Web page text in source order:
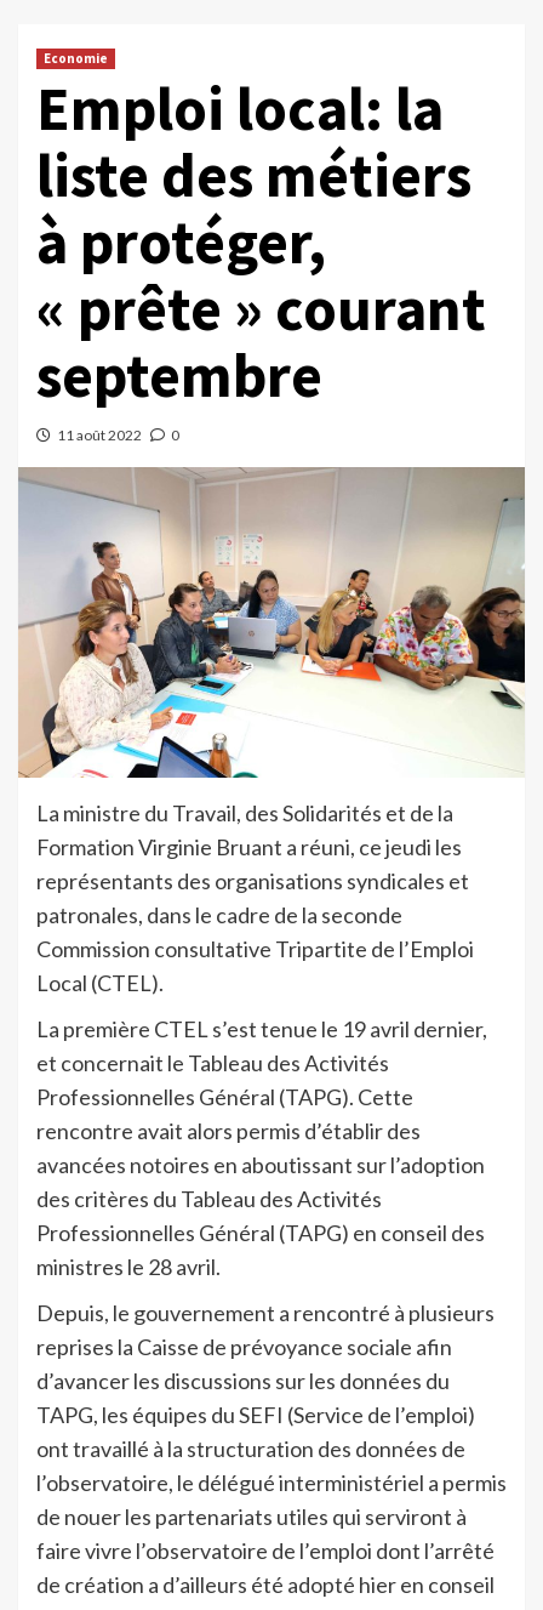
Economie
Emploi local: la
liste des métiers
à protéger,
« prête » courant
septembre
11 août 2022 0
La ministre du Travail, des Solidarités et de la
Formation Virginie Bruant a réuni, ce jeudi les
représentants des organisations syndicales et
patronales, dans le cadre de la seconde
Commission consultative Tripartite de l’Emploi
Local (CTEL).
La première CTEL s’est tenue le 19 avril dernier,
et concernait le Tableau des Activités
Professionnelles Général (TAPG). Cette
rencontre avait alors permis d’établir des
avancées notoires en aboutissant sur l’adoption
des critères du Tableau des Activités
Professionnelles Général (TAPG) en conseil des
ministres le 28 avril.
Depuis, le gouvernement a rencontré à plusieurs
reprises la Caisse de prévoyance sociale afin
d’avancer les discussions sur les données du
TAPG, les équipes du SEFI (Service de l’emploi)
ont travaillé à la structuration des données de
l’observatoire, le délégué interministériel a permis
de nouer les partenariats utiles qui serviront à
faire vivre l’observatoire de l’emploi dont l’arrêté
de création a d’ailleurs été adopté hier en conseil